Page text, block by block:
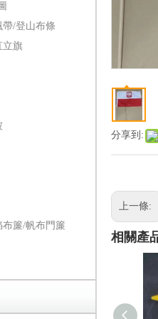
/登山布條
立旗
布簾/帆布門簾
分享到:
上一條:
相關產